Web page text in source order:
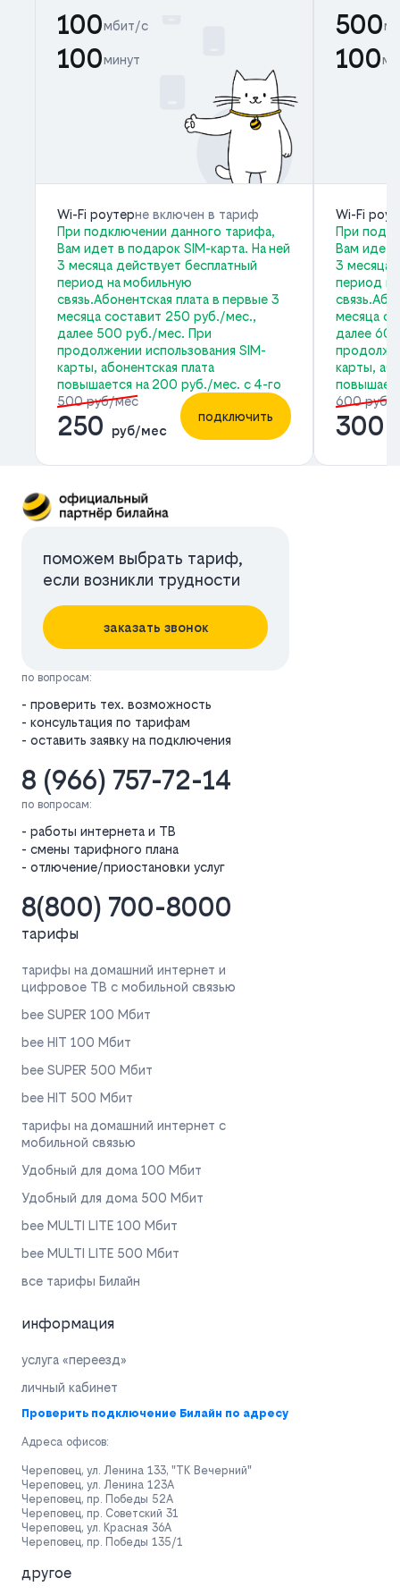
100мбит/с
100минут
Wi-Fi роутерне включен в тариф
При подключении данного тарифа,
Вам идет в подарок SIM-карта. На ней
3 месяца действует бесплатный
период на мобильную
связь.Абонентская плата в первые 3
месяца составит 250 руб./мес.,
далее 500 руб./мес. При
продолжении использования SIM-
карты, абонентская плата
повышается на 200 руб./мес. с 4-го
500 руб/мес
250 руб/мес
подключить
500
100
Wi-Fi
При
Вам идет
3 месяца
период
месяца
далее
карты,
600 руб/
300
поможем выбрать тариф,
если возникли трудности
заказать звонок
по вопросам:
- проверить тех. возможность
- консультация по тарифам
- оставить заявку на подключения
8 (966) 757-72-14
по вопросам:
- работы интернета и ТВ
- смены тарифного плана
- отлючение/приостановки услуг
8(800) 700-8000
тарифы
тарифы на домашний интернет и
цифровое ТВ с мобильной связью
bee SUPER 100 Мбит
bee HIT 100 Мбит
bee SUPER 500 Мбит
bee HIT 500 Мбит
тарифы на домашний интернет с
мобильной связью
Удобный для дома 100 Мбит
Удобный для дома 500 Мбит
bee MULTI LITE 100 Мбит
bee MULTI LITE 500 Мбит
все тарифы Билайн
информация
услуга «переезд»
личный кабинет
Проверить подключение Билайн по адресу
Адреса офисов:
Череповец, ул. Ленина 133, "ТК Вечерний"
Череповец, ул. Ленина 123А
Череповец, пр. Победы 52А
Череповец, пр. Советский 31
Череповец, ул. Красная 36А
Череповец, пр. Победы 135/1
другое